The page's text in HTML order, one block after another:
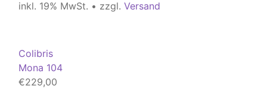
inkl. 19% MwSt. • zzgl. Versand
Colibris
Mona 104
€229,00